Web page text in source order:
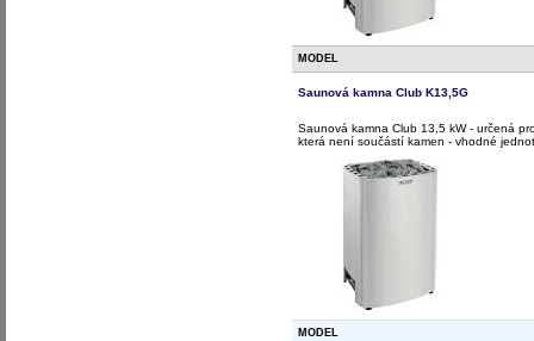
MODEL
Saunová kamna Club K13,5G
Saunová kamna Club 13,5 kW - určená
která není součástí kamen - vhodné
MODEL